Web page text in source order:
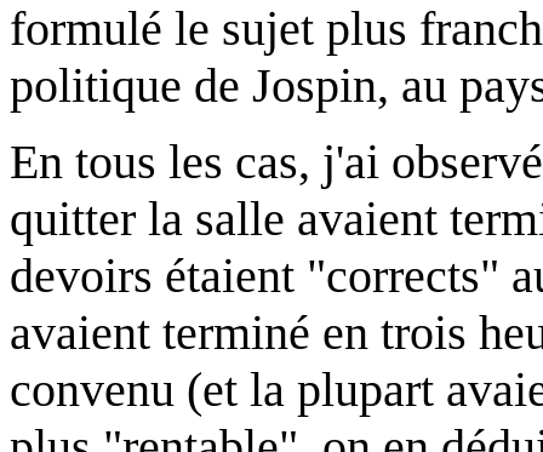
formulé le sujet plus
politique de Jospin, au
En tous les cas, j'ai
quitter la salle avaient
devoirs étaient "corrects"
avaient terminé en trois
convenu (et la plupart